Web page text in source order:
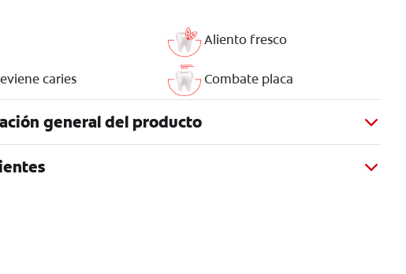
Aliento fresco
caries Combate placa
general del producto